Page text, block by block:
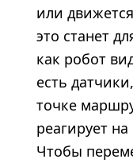
или
это станет
как робот
есть
точке
реагирует
Чтобы